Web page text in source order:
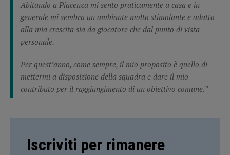
Abitando a Piacenza mi sento praticamente a casa e in
generale mi sembra un ambiante molto stimolante e adatto
alla mia crescita sia da giocatore che dal punto di vista
personale.
Per quest’anno, come sempre, il mio proposito è quello di
mettermi a disposizione della squadra e dare il mio
contributo per il raggiungimento di un obiettivo comune.”
Iscriviti per rimanere